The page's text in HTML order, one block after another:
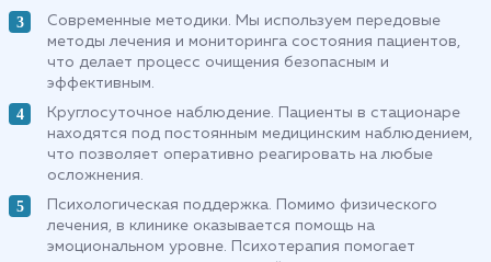
Современные методики. Мы используем передовые
методы лечения и мониторинга состояния пациентов,
что делает процесс очищения безопасным и
эффективным.
Круглосуточное наблюдение. Пациенты в стационаре
находятся под постоянным медицинским наблюдением,
что позволяет оперативно реагировать на любые
осложнения.
Психологическая поддержка. Помимо физического
лечения, в клинике оказывается помощь на
эмоциональном уровне. Психотерапия помогает